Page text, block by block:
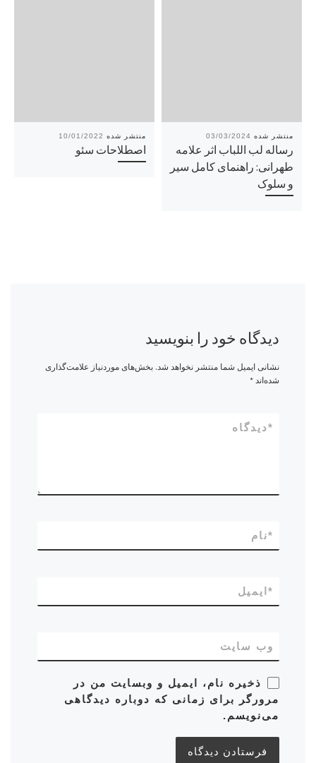
10/01/2022
اصطلاحات سئو
03/03/2024
رساله لب اللباب اثر علامه
طهرانی: راهنمای کامل سیر
و سلوک
دیدگاه خود را بنویسید
نشانی ایمیل شما منتشر نخواهد شد. بخش‌های موردنیاز علامت‌گذاری
شده‌اند*
دیدگاه*
نام*
ایمیل *
وب‌ سایت
ذخیره نام، ایمیل و وبسایت من در
مرورگر برای زمانی که دوباره دیدگاهی
می‌نویسم.